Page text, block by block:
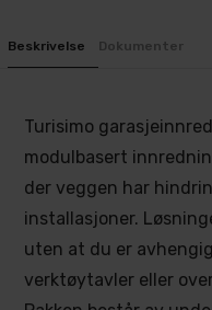
Beskrivelse Dokumenter
Turisimo
modulbasert
der veggen har
installasjoner.
uten at du er
verktøytavler eller